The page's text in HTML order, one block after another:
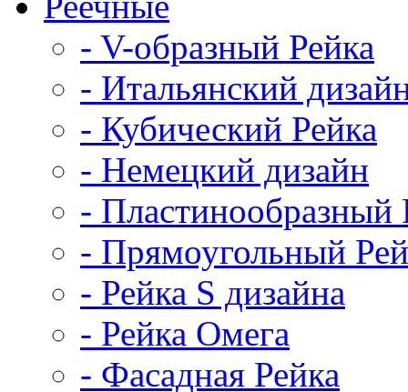
- V-образный Рейка
- Итальянский
- Кубический Рейка
- Немецкий дизайн
- Пластинообразный
- Прямоугольный
- Рейка S дизайна
- Рейка Омега
- Фасадная Рейка